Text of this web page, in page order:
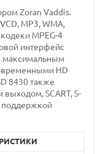
Zoran Vaddis.
MP3, WMA,
MPEG-4
интерфейс
максимальным
HD
8430 также
SCART, S-
поддержкой